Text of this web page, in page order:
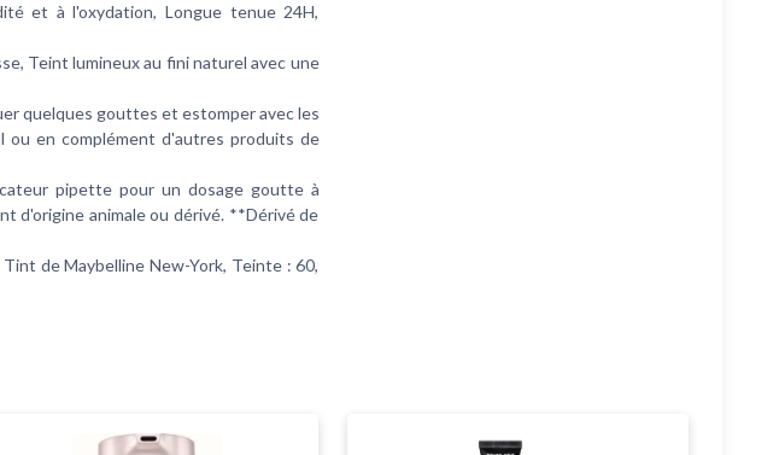
et à l'oxydation, Longue tenue 24H,
Teint lumineux au fini naturel avec une
quelques gouttes et estomper avec les
ou en complément d'autres produits de
pipette pour un dosage goutte à
d'origine animale ou dérivé. **Dérivé de
de Maybelline New-York, Teinte : 60,